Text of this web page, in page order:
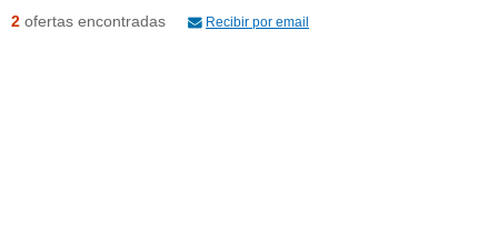
2 ofertas encontradas Recibir por email